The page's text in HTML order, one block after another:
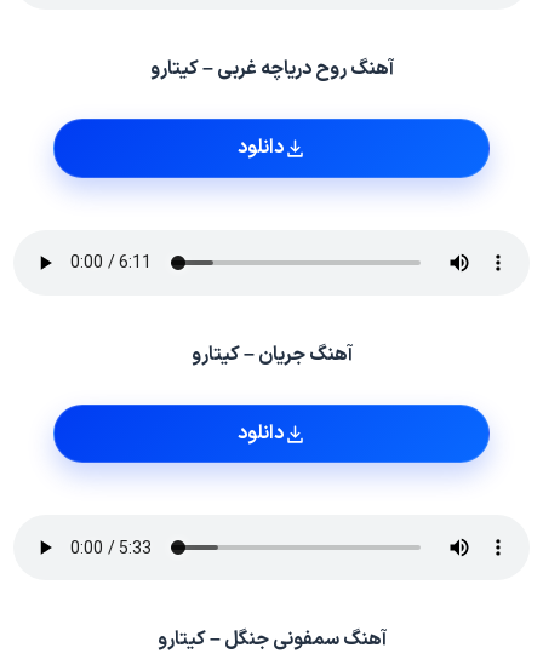
آهنگ روح دریاچه غربی – کیتارو
دانلود
آهنگ جریان – کیتارو
دانلود
آهنگ سمفونی جنگل – کیتارو